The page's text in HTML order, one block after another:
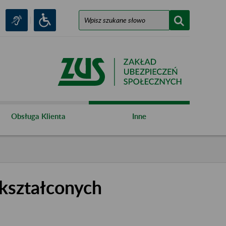
Obsługa Klienta Inne